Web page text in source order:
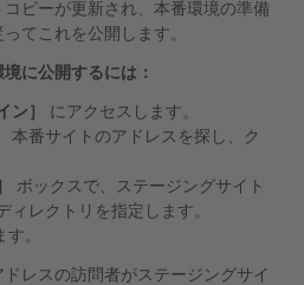
ピーが更新され、本番環境の準備
てこれを公開します。
に公開するには：
ン］
にアクセスします。
本番サイトのアドレスを探し、ク
ボックスで、ステージングサイト
ィレクトリを指定します。
。
レスの訪問者がステージングサイ